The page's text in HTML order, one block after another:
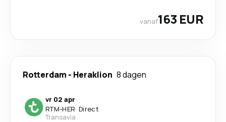
vanaf163 EUR
Rotterdam - Heraklion 8 dagen
vr 02 apr
RTM-HER· Direct
Transavia